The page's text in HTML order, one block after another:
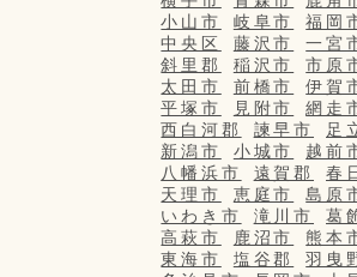
小山市
岐阜市 福岡
中央区
藤沢市 一宮
斜里郡
稲沢市 市原
太田市
前橋市 伊賀
平塚市
見附市 網走
西白河郡
諫早市 足
新潟市
小城市 越前
八幡浜市
遠賀郡 春
天理市
恵庭市 島原
いわき市
滝川市 葛
高萩市
鹿沼市 熊本
東海市
塩谷郡 羽曳